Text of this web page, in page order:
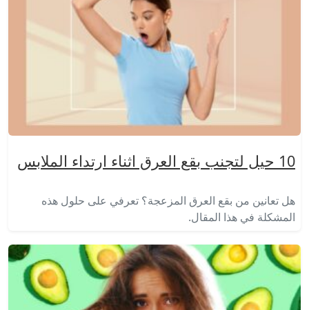
10 حيل لتجنب بقع العرق اثناء ارتداء الملابس
هل تعانين من بقع العرق المزعجة؟ تعرفي على حلول هذه
المشكلة في هذا المقال.